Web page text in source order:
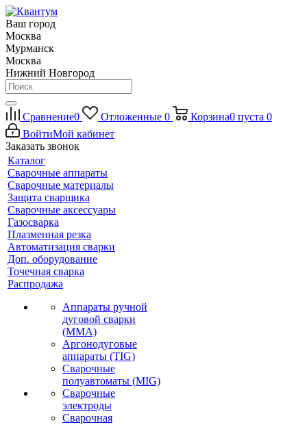
Ваш город
Москва
Мурманск
Москва
Нижний Новгород
Сравнение0 Отложенные 0 Корзина0 пуста 0
ВойтиМой кабинет
Заказать звонок
Каталог
Сварочные аппараты
Сварочные материалы
Защита сварщика
Сварочные аксессуары
Газосварка
Плазменная резка
Автоматизация сварки
Доп. оборудование
Точечная сварка
Распродажа
Аппараты ручной
дуговой сварки
(MMA)
Аргонодуговые
аппараты (TIG)
Сварочные
полуавтоматы (MIG)
Сварочные
электроды
Сварочная